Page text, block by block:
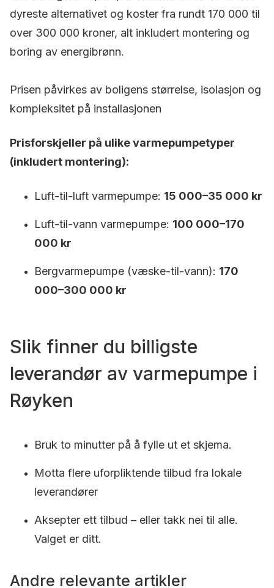
dyreste alternativet og koster fra rundt 170 000 til
over 300 000 kroner, alt inkludert montering og
boring av energibrønn.
Prisen påvirkes av boligens størrelse, isolasjon og
kompleksitet på installasjonen
Prisforskjeller på ulike varmepumpetyper
(inkludert montering):
Luft-til-luft varmepumpe: 15 000–35 000 kr
Luft-til-vann varmepumpe: 100 000–170
000 kr
Bergvarmepumpe (væske-til-vann): 170
000–300 000 kr
Slik finner du billigste
leverandør av varmepumpe i
Røyken
Bruk to minutter på å fylle ut et skjema.
Motta flere uforpliktende tilbud fra lokale
leverandører
Aksepter ett tilbud – eller takk nei til alle.
Valget er ditt.
Andre relevante artikler